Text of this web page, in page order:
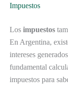
Impuestos
Los impuestos
En Argentina,
intereses
fundamental
impuestos para